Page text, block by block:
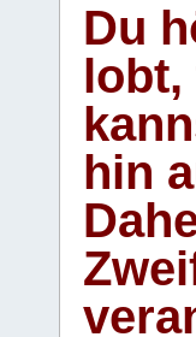
Du
lobt,
hin